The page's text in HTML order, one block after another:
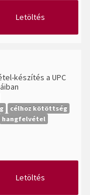
Letöltés
készítés a UPC
célhoz kötöttség
hangfelvétel
Letöltés